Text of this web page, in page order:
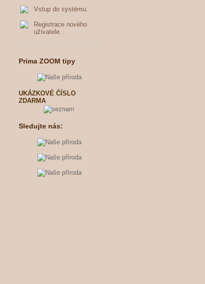
Vstup do systému.
Registrace nového
uživatele.
Prima ZOOM tipy
UKÁZKOVÉ ČÍSLO
ZDARMA
Sledujte nás: